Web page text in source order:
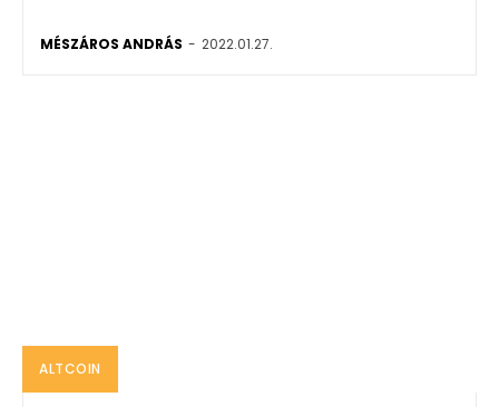
MÉSZÁROS ANDRÁS - 2022.01.27.
ALTCOIN